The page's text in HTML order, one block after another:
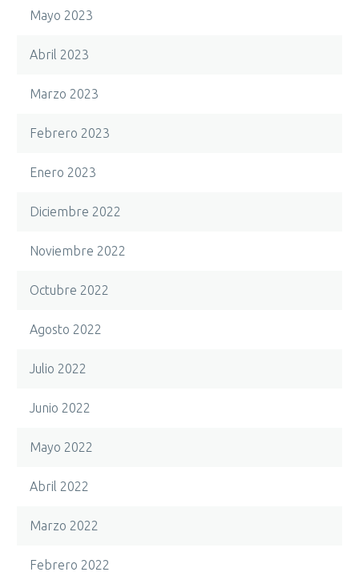
Mayo 2023
Abril 2023
Marzo 2023
Febrero 2023
Enero 2023
Diciembre 2022
Noviembre 2022
Octubre 2022
Agosto 2022
Julio 2022
Junio 2022
Mayo 2022
Abril 2022
Marzo 2022
Febrero 2022